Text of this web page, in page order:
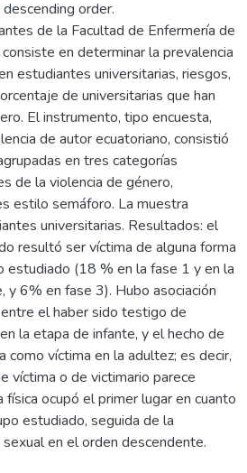
order.
de la Facultad de Enfermería de
en determinar la prevalencia
estudiantes universitarias, riesgos,
de universitarias que han
El instrumento, tipo encuesta,
de autor ecuatoriano, consistió
en tres categorías
de la violencia de género,
estilo semáforo. La muestra
universitarias. Resultados: el
resultó ser víctima de alguna forma
estudiado (18 % en la fase 1 y en la
6% en fase 3). Hubo asociación
el haber sido testigo de
la etapa de infante, y el hecho de
como víctima en la adultez; es decir,
víctima o de victimario parece
física ocupó el primer lugar en cuanto
estudiado, seguida de la
en el orden descendente.